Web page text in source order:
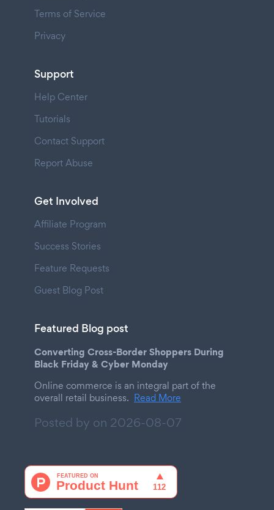
Terms of Service
Privacy
Support
Help Center
Tutorials
Contact Support
Report Abuse
Get Involved
Affiliate Program
Success Stories
Feature Requests
Guest Blog Post
Featured Blog post
Converting Cross-Border Shoppers During
Black Friday & Cyber Monday
Online commerce is an integral part of the
overall retail business. Read More
Posted by on 2026-08-07